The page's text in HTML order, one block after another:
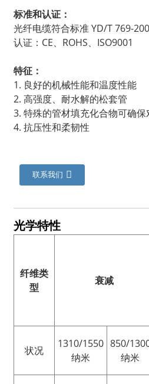
标准和认证：
光纤电缆符合标准 YD/T 769-
认证：CE、ROHS、ISO9001
特征：
1. 良好的机械性能和温度性能
2. 高强度、耐水解的松套管
3. 特殊的管材填充化合物可确保
4. 抗压性和柔韧性
联系我们
光学特性
纤维类
型
衰减
状况
1310/1550
纳米
850/
纳米